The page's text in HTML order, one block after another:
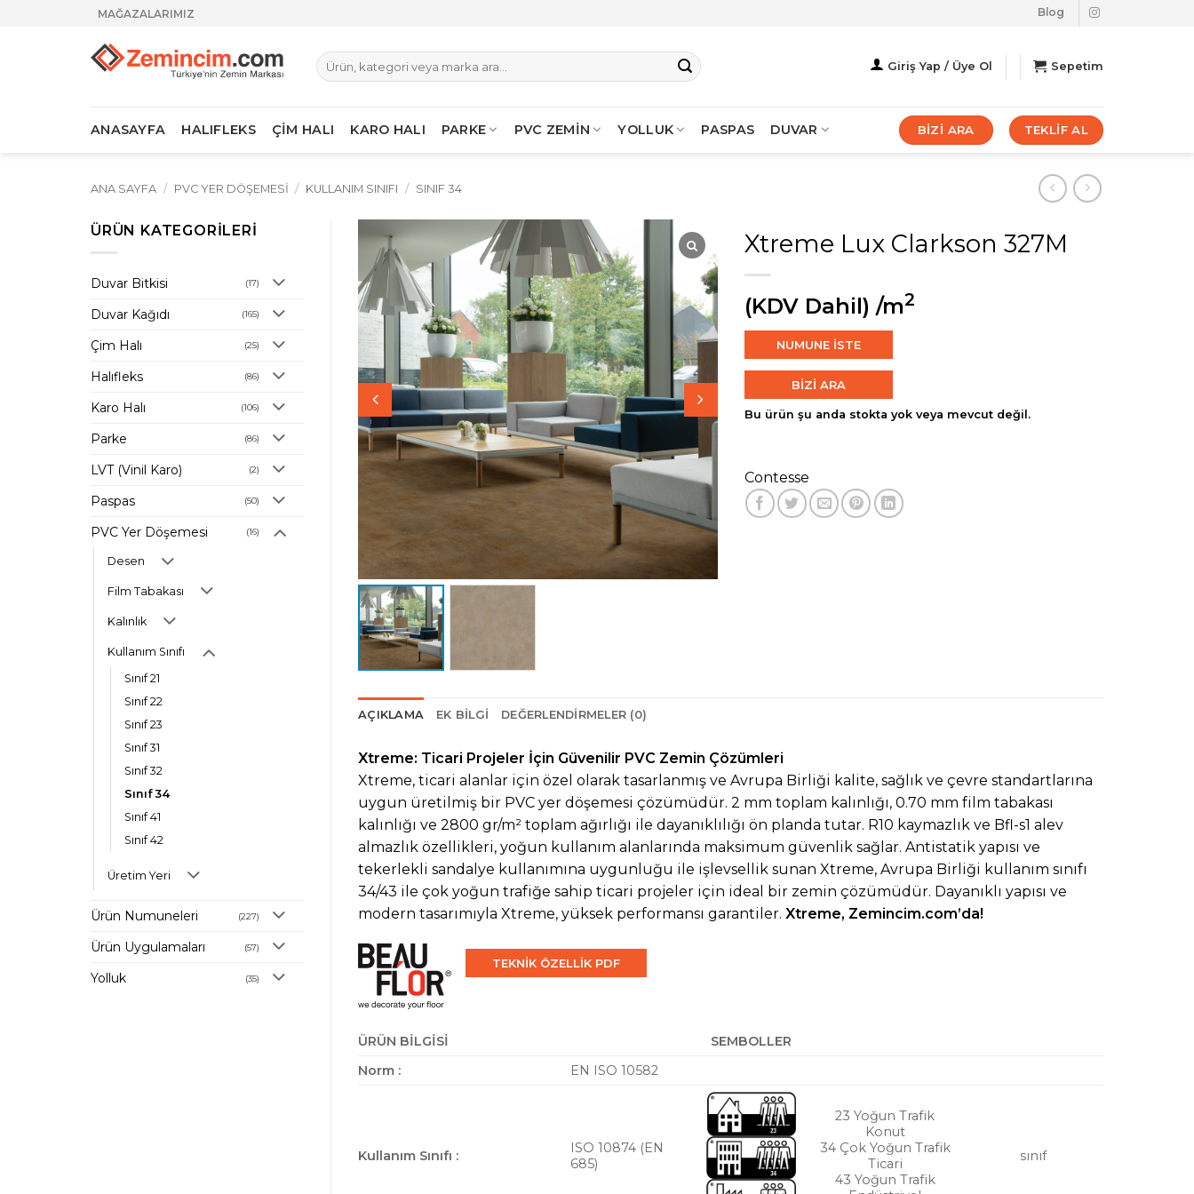
MAĞAZALARIMIZ Blog
Ara:
Giriş Yap / Üye Ol Sepetim
ANASAYFA HALIFLEKS ÇİM HALI KARO HALI PARKE PVC ZEMİN YOLLUK PASPAS DUVAR BİZİ ARA TEKLİF AL
ANA SAYFA / PVC YER DÖŞEMESI / KULLANIM SINIFI / SINIF 34
ÜRÜN KATEGORILERI
Duvar Bitkisi (17)
Duvar Kağıdı (165)
Çim Halı (25)
Halıfleks (86)
Karo Halı (106)
Parke (86)
LVT (Vinil Karo) (2)
Paspas (50)
PVC Yer Döşemesi (16)
Desen
Film Tabakası
Kalınlık
Kullanım Sınıfı
Sınıf 21
Sınıf 22
Sınıf 23
Sınıf 31
Sınıf 32
Sınıf 34
Sınıf 41
Sınıf 42
Üretim Yeri
Ürün Numuneleri (227)
Ürün Uygulamaları (57)
Yolluk (35)
Xtreme Lux Clarkson 327M
(KDV Dahil) /m2
NUMUNE İSTE
BİZİ ARA
Bu ürün şu anda stokta yok veya mevcut değil.
Contesse
AÇIKLAMA EK BILGI DEĞERLENDIRMELER (0)
Xtreme: Ticari Projeler İçin Güvenilir PVC Zemin Çözümleri
Xtreme, ticari alanlar için özel olarak tasarlanmış ve Avrupa Birliği kalite, sağlık ve çevre standartlarına
uygun üretilmiş bir PVC yer döşemesi çözümüdür. 2 mm toplam kalınlığı, 0.70 mm film tabakası
kalınlığı ve 2800 gr/m² toplam ağırlığı ile dayanıklılığı ön planda tutar. R10 kaymazlık ve Bfl-s1 alev
almazlık özellikleri, yoğun kullanım alanlarında maksimum güvenlik sağlar. Antistatik yapısı ve
tekerlekli sandalye kullanımına uygunluğu ile işlevsellik sunan Xtreme, Avrupa Birliği kullanım sınıfı
34/43 ile çok yoğun trafiğe sahip ticari projeler için ideal bir zemin çözümüdür. Dayanıklı yapısı ve
modern tasarımıyla Xtreme, yüksek performansı garantiler. Xtreme, Zemincim.com’da!
TEKNİK ÖZELLİK PDF
ÜRÜN BİLGİSİ
SEMBOLLER
Norm :
EN ISO 10582
Kullanım Sınıfı :
ISO 10874 (EN
685)
23 Yoğun Trafik
Konut
34 Çok Yoğun Trafik
Ticari
43 Yoğun Trafik
sınıf